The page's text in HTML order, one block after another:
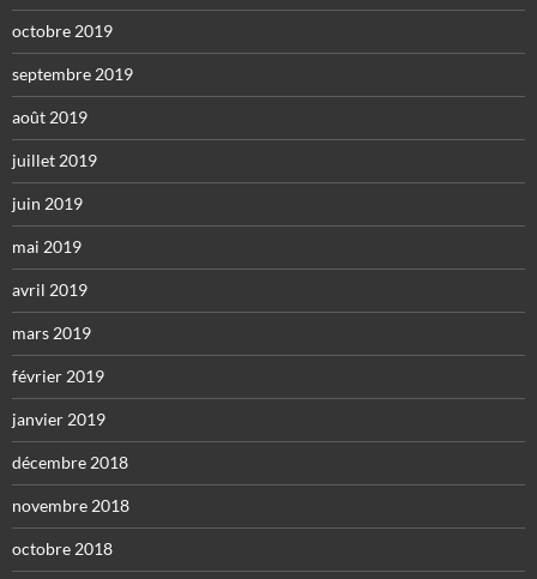
octobre 2019
septembre 2019
août 2019
juillet 2019
juin 2019
mai 2019
avril 2019
mars 2019
février 2019
janvier 2019
décembre 2018
novembre 2018
octobre 2018